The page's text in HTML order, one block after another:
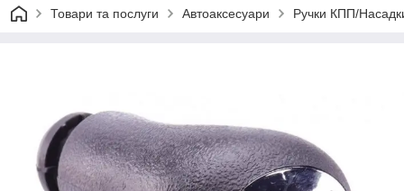
Товари та послуги Автоаксесуари Ручки КПП/